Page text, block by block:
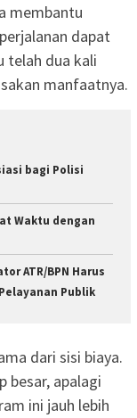
membantu
dapat
telah dua kali
manfaatnya.
bagi Polisi
Waktu dengan
ATR/BPN Harus
Publik
dari sisi biaya.
besar, apalagi
ini jauh lebih